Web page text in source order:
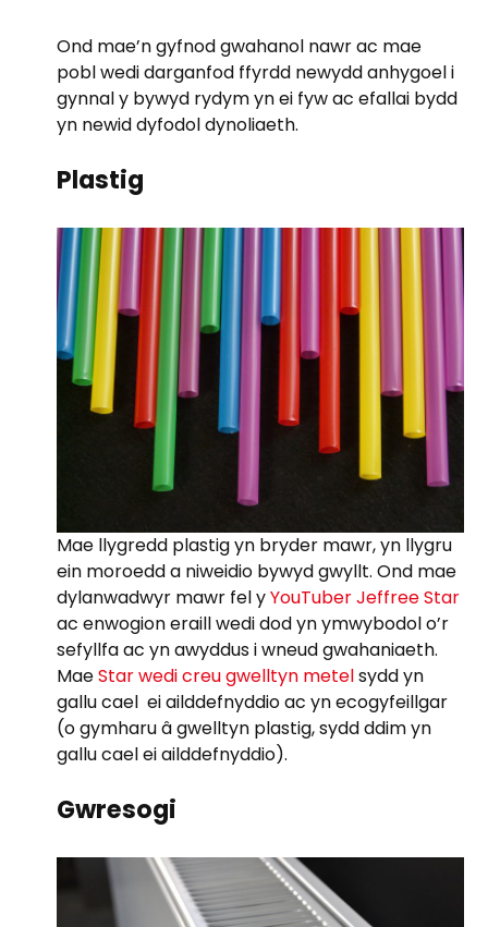
Ond mae’n gyfnod gwahanol nawr ac mae
pobl wedi darganfod ffyrdd newydd anhygoel i
gynnal y bywyd rydym yn ei fyw ac efallai bydd
yn newid dyfodol dynoliaeth.
Plastig
Mae llygredd plastig yn bryder mawr, yn llygru
ein moroedd a niweidio bywyd gwyllt. Ond mae
dylanwadwyr mawr fel yYouTuber Jeffree Star
ac enwogion eraill wedi dod yn ymwybodol o’r
sefyllfa ac yn awyddus i wneud gwahaniaeth.
MaeStar wedi creu gwelltyn metelsydd yn
gallu cael ei ailddefnyddio ac yn ecogyfeillgar
(o gymharu â gwelltyn plastig, sydd ddim yn
gallu cael ei ailddefnyddio).
Gwresogi